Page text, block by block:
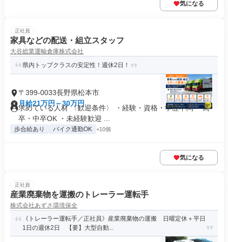
気になる
正社員
家具などの配送・組立スタッフ
大谷総業運輸倉庫株式会社
県内トップクラスの安定性！週休2日！
〒399-0033長野県松本市
月給21万円～30万円
求めている人材 〈歓迎条件〉 ・経験・資格・学歴不問 ・高
卒・中卒OK ・未経験歓迎 ...
歩合給あり バイク通勤OK +10個
気になる
正社員
産業廃棄物を運搬のトレーラー運転手
株式会社あずさ環境保全
《トレーラー運転手／正社員》産業廃棄物の運搬 日曜定休＋平日
1日の週休2日 【要】大型自動...